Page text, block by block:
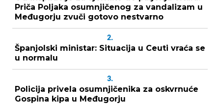
Priča Poljaka osumnjičenog za vandalizam u
Međugorju zvuči gotovo nestvarno
2.
Španjolski ministar: Situacija u Ceuti vraća se
u normalu
3.
Policija privela osumnjičenika za oskvrnuće
Gospina kipa u Međugorju